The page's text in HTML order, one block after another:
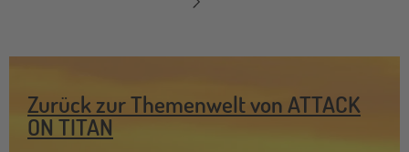
Zurück zur Themenwelt von ATTACK
ON TITAN